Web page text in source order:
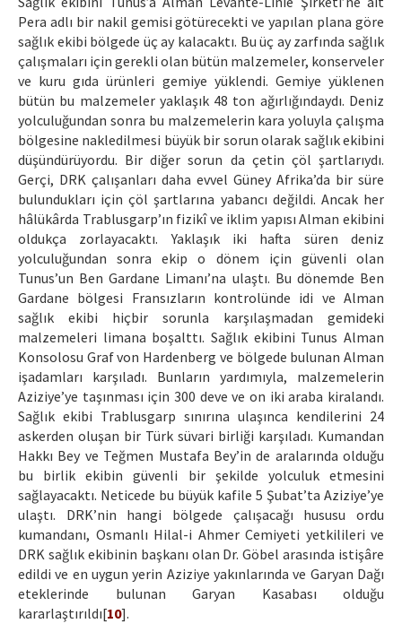
Pera adlı bir nakil gemisi götürecekti ve yapılan plana göre
sağlık ekibi bölgede üç ay kalacaktı. Bu üç ay zarfında sağlık
çalışmaları için gerekli olan bütün malzemeler, konserveler
ve kuru gıda ürünleri gemiye yüklendi. Gemiye yüklenen
bütün bu malzemeler yaklaşık 48 ton ağırlığındaydı. Deniz
yolculuğundan sonra bu malzemelerin kara yoluyla çalışma
bölgesine nakledilmesi büyük bir sorun olarak sağlık ekibini
düşündürüyordu. Bir diğer sorun da çetin çöl şartlarıydı.
Gerçi, DRK çalışanları daha evvel Güney Afrika’da bir süre
bulundukları için çöl şartlarına yabancı değildi. Ancak her
hâlükârda Trablusgarp’ın fizikî ve iklim yapısı Alman ekibini
oldukça zorlayacaktı. Yaklaşık iki hafta süren deniz
yolculuğundan sonra ekip o dönem için güvenli olan
Tunus’un Ben Gardane Limanı’na ulaştı. Bu dönemde Ben
Gardane bölgesi Fransızların kontrolünde idi ve Alman
sağlık ekibi hiçbir sorunla karşılaşmadan gemideki
malzemeleri limana boşalttı. Sağlık ekibini Tunus Alman
Konsolosu Graf von Hardenberg ve bölgede bulunan Alman
işadamları karşıladı. Bunların yardımıyla, malzemelerin
Aziziye’ye taşınması için 300 deve ve on iki araba kiralandı.
Sağlık ekibi Trablusgarp sınırına ulaşınca kendilerini 24
askerden oluşan bir Türk süvari birliği karşıladı. Kumandan
Hakkı Bey ve Teğmen Mustafa Bey’in de aralarında olduğu
bu birlik ekibin güvenli bir şekilde yolculuk etmesini
sağlayacaktı. Neticede bu büyük kafile 5 Şubat’ta Aziziye’ye
ulaştı. DRK’nin hangi bölgede çalışacağı hususu ordu
kumandanı, Osmanlı Hilal-i Ahmer Cemiyeti yetkilileri ve
DRK sağlık ekibinin başkanı olan Dr. Göbel arasında istişâre
edildi ve en uygun yerin Aziziye yakınlarında ve Garyan Dağı
eteklerinde bulunan Garyan Kasabası olduğu
kararlaştırıldı[10].